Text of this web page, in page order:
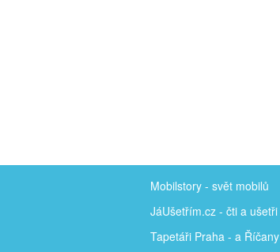
Mobilstory - svět mobilů
JáUšetřím.cz - čti a ušetři
Tapetáři Praha - a Říčany